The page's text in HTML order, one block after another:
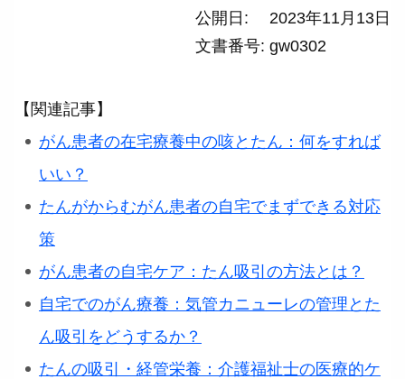
公開日
2023年11月13日
文書番号 gw0302
【関連記事】
がん患者の在宅療養中の咳とたん：何をすれば
いい？
たんがからむがん患者の自宅でまずできる対応
策
がん患者の自宅ケア：たん吸引の方法とは？
自宅でのがん療養：気管カニューレの管理とた
ん吸引をどうするか？
たんの吸引・経管栄養：介護福祉士の医療的ケ